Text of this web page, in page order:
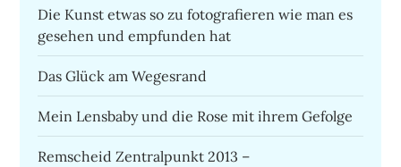
Die Kunst etwas so zu fotografieren wie man es
gesehen und empfunden hat
Das Glück am Wegesrand
Mein Lensbaby und die Rose mit ihrem Gefolge
Remscheid Zentralpunkt 2013 –